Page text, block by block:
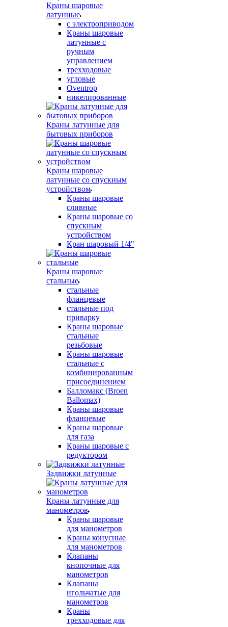
Краны шаровые
латунные
с электроприводом
Краны шаровые
латунные с
ручным
управлением
трехходовые
угловые
Oventrop
никелированные
Краны латунные для
бытовых приборов
Краны шаровые
латунные со спускным
устройством
Краны шаровые
сливные
Краны шаровые со
спускным
устройством
Кран шаровый 1/4"
Краны шаровые
стальные
стальные
фланцевые
стальные под
приварку
Краны шаровые
стальные
резьбовые
Краны шаровые
стальные с
комбинированным
присоединением
Балломакс (Broen
Ballomax)
Краны шаровые
фланцевые
Краны шаровые
для газа
Краны шаровые с
редуктором
Задвижки латунные
Краны латунные для
манометров
Краны шаровые
для манометров
Краны конусные
для манометров
Клапаны
кнопочные для
манометров
Клапаны
игольчатые для
манометров
Краны
трехходовые для